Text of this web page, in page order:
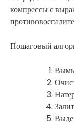
компрессы с
Пошаговый